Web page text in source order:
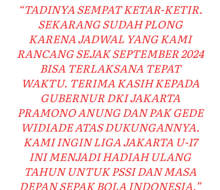
“TADINYA SEMPAT KETAR-KETIR.
SEKARANG SUDAH PLONG
KARENA JADWAL YANG KAMI
RANCANG SEJAK SEPTEMBER 2024
BISA TERLAKSANA TEPAT
WAKTU. TERIMA KASIH KEPADA
GUBERNUR DKI JAKARTA
PRAMONO ANUNG DAN PAK GEDE
WIDIADE ATAS DUKUNGANNYA.
KAMI INGIN LIGA JAKARTA U-17
INI MENJADI HADIAH ULANG
TAHUN UNTUK PSSI DAN MASA
DEPAN SEPAK BOLA INDONESIA,”